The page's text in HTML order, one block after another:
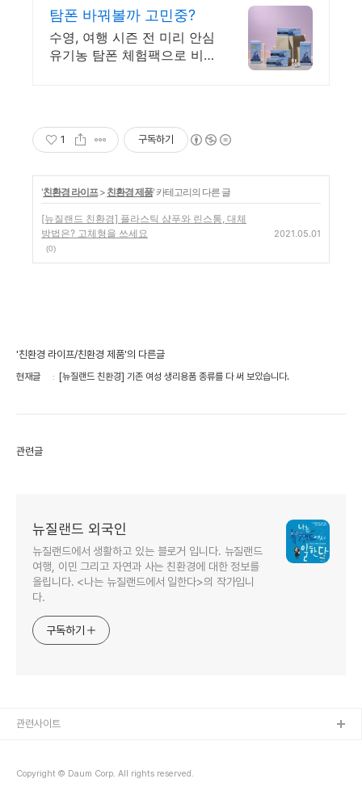
탐폰 바꿔볼까 고민중?
수영, 여행 시즌 전 미리 안심
유기농 탐폰 체험팩으로 비
1 구독하기
'친환경 라이프> 친환경 제품' 카테고리의 다른 글
[뉴질랜드 친환경] 플라스틱 샴푸와 린스통, 대체
방법은? 고체형을 쓰세요
(0)
2021.05.01
'친환경 라이프/친환경 제품'의 다른글
현재글 [뉴질랜드 친환경] 기존 여성 생리용품 종류를 다 써 보았습니다.
관련글
뉴질랜드 외국인
뉴질랜드에서 생활하고 있는 블로거 입니다. 뉴질랜드
여행, 이민 그리고 자연과 사는 친환경에 대한 정보를
올립니다. <나는 뉴질랜드에서 일한다>의 작가입니
다.
구독하기
Copyright © Daum Corp. All rights reserved.
관련사이트